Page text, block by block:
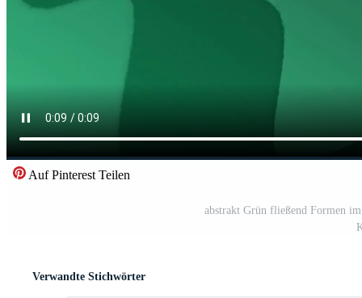
Auf Pinterest Teilen
abstrakt Grün fließend Formen
Verwandte Stichwörter